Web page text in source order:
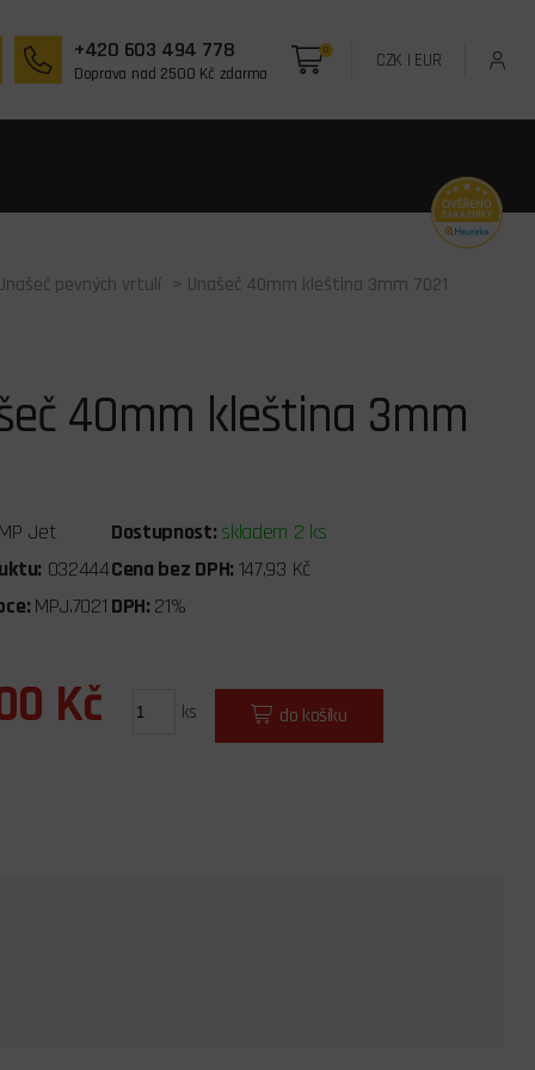
+420 603 494 778
Doprava nad 2500 Kč zdarma
0 CZK | EUR
pevných vrtulí > Unašeč 40mm kleština 3mm 7021
40mm kleština 3mm
Jet Dostupnost: skladem 2 ks
032444Cena bez DPH: 147,93 Kč
MPJ.7021 DPH: 21%
Kč ks do košíku